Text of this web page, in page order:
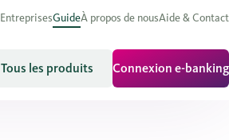
EntreprisesGuideÀ propos de nousAide & Contact
Tous les produits Connexion e-banking